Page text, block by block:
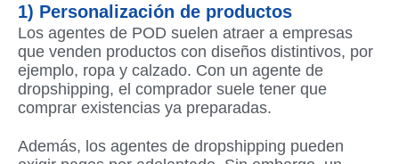
1) Personalización de productos
Los agentes de POD suelen atraer a empresas
que venden productos con diseños distintivos, por
ejemplo, ropa y calzado. Con un agente de
dropshipping, el comprador suele tener que
comprar existencias ya preparadas.
Además, los agentes de dropshipping pueden